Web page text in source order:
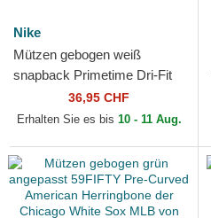
Nike
Mützen gebogen weiß
snapback Primetime Dri-Fit
Rise Structured der Chicago
White Sox MLB von Nike
36,95 CHF
Erhalten Sie es bis 10 - 11 Aug.